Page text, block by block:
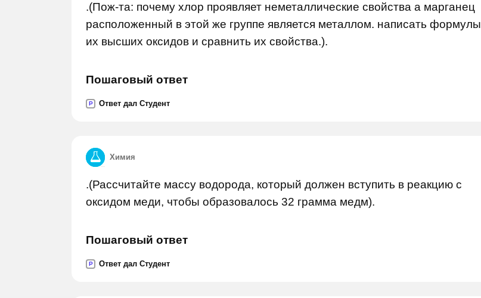
.(Пож-та: почему хлор проявляет неметаллические свойства а марганец
расположенный в этой же группе является металлом. написать формулы
их высших оксидов и сравнить их свойства.).
Пошаговый ответ
P Ответ дал Студент
Химия
.(Рассчитайте массу водорода, который должен вступить в реакцию с
оксидом меди, чтобы образовалось 32 грамма медм).
Пошаговый ответ
P Ответ дал Студент